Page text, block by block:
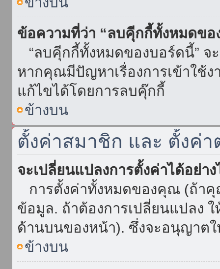
ข้อความที่ว่า “ลบคุีกกี้ทั้งหมดขอ
“ลบคุีกกี้ทั้งหมดของบอร์ดนี้” จ
หากคุณมีปัญหาเรื่องการเข้าใช้
แก้ไขได้โดยการลบคุ๊กกี้
ข้างบน
ตั้งค่าสมาชิก และ ตั้งค่า
จะเปลี่ยนแปลงการตั้งค่าได้อย่าง
การตั้งค่าทั้งหมดของคุณ (ถ้าคุ
ข้อมูล. ถ้าต้องการเปลี่ยนแปลง
ด้านบนของหน้า). ซึ่งจะอนุญาต
ข้างบน